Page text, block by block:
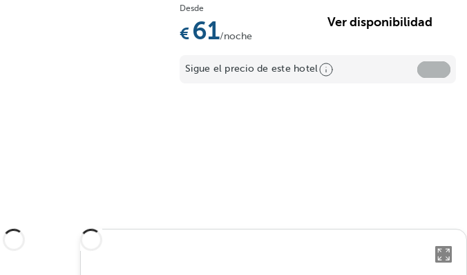
Desde
61/noche
Ver disponibilidad
Sigue el precio de este hotel